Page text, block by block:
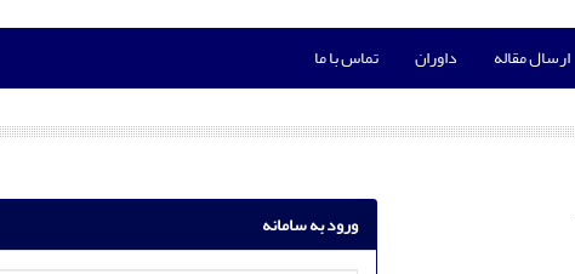
ارسال مقاله داوران تماس با ما
ورود به سامانه